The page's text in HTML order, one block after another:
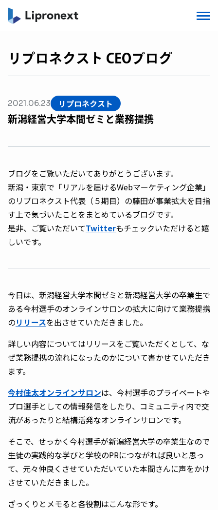
リプロネクスト CEOブログ
2021.06.23 リプロネクスト
新潟経営大学本間ゼミと業務提携
ブログをご覧いただいてありがとうございます。
新潟・東京で「リアルを届けるWebマーケティング企業」
のリプロネクスト代表（５期目）の藤田が事業拡大を目指
す上で気づいたことをまとめているブログです。
是非、ご覧いただいてTwitterもチェックいただけると嬉
しいです。
今日は、新潟経営大学本間ゼミと新潟経営大学の卒業生で
ある今村選手のオンラインサロンの拡大に向けて業務提携
のリリースを出させていただきました。
詳しい内容についてはリリースをご覧いただくとして、な
ぜ業務提携の流れになったのかについて書かせていただき
ます。
今村佳太オンラインサロンは、今村選手のプライベートや
プロ選手としての情報発信をしたり、コミュニティ内で交
流があったりと結構活発なオンラインサロンです。
そこで、せっかく今村選手が新潟経営大学の卒業生なので
生徒の実践的な学びと学校のPRにつながれば良いと思っ
て、元々仲良くさせていただいていた本間さんに声をかけ
させていただきました。
ざっくりとメモると各役割はこんな形です。